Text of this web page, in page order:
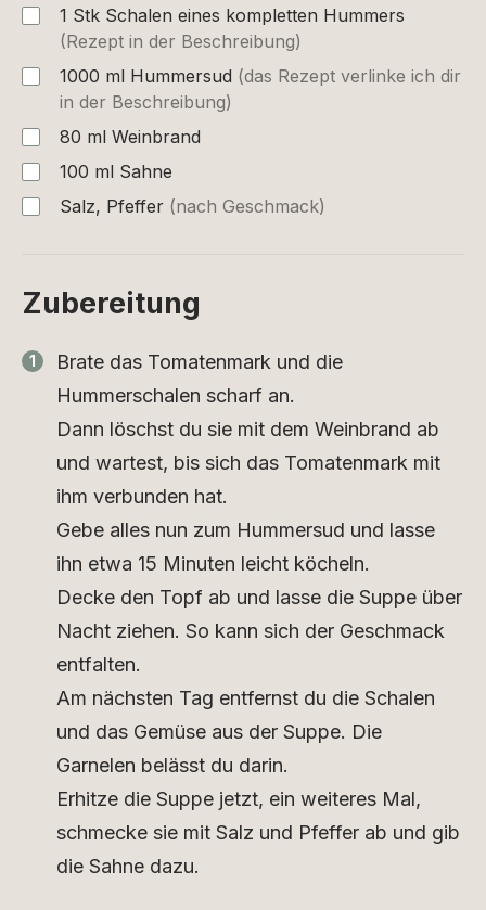
1 Stk Schalen eines kompletten Hummers
(Rezept in der Beschreibung)
1000 ml Hummersud (das Rezept verlinke ich dir
in der Beschreibung)
80 ml Weinbrand
100 ml Sahne
Salz, Pfeffer (nach Geschmack)
Zubereitung
Brate das Tomatenmark und die
Hummerschalen scharf an.
Dann löschst du sie mit dem Weinbrand ab
und wartest, bis sich das Tomatenmark mit
ihm verbunden hat.
Gebe alles nun zum Hummersud und lasse
ihn etwa 15 Minuten leicht köcheln.
Decke den Topf ab und lasse die Suppe über
Nacht ziehen. So kann sich der Geschmack
entfalten.
Am nächsten Tag entfernst du die Schalen
und das Gemüse aus der Suppe. Die
Garnelen belässt du darin.
Erhitze die Suppe jetzt, ein weiteres Mal,
schmecke sie mit Salz und Pfeffer ab und gib
die Sahne dazu.